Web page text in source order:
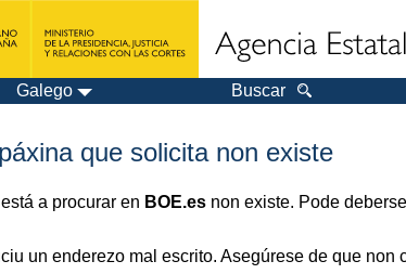
Galego Buscar
que solicita non existe
a procurar en BOE.es non existe. Pode
un enderezo mal escrito. Asegúrese de que non